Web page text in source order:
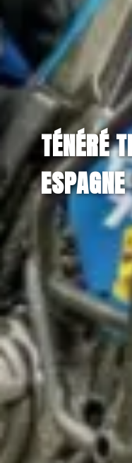
TÉNÉRÉ